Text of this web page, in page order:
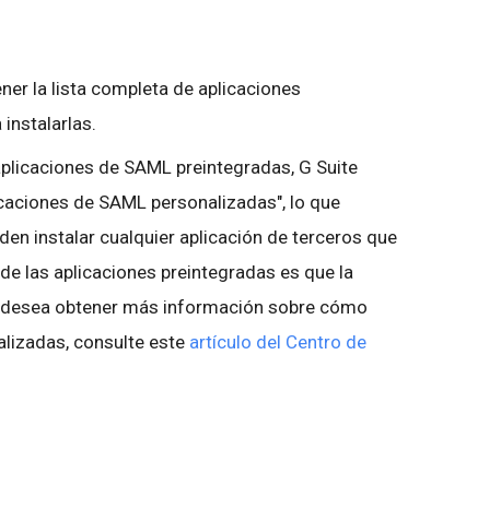
la lista completa de aplicaciones
instalarlas.
de SAML preintegradas, G Suite
de SAML personalizadas", lo que
instalar cualquier aplicación de terceros que
las aplicaciones preintegradas es que la
obtener más información sobre cómo
consulte este artículo del Centro de